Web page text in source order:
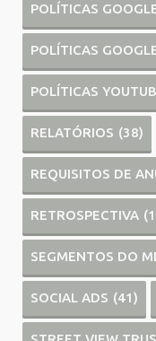
POLÍTICAS
POLÍTICAS
POLÍTICAS
RELATÓRIOS (38)
REQUISITOS DE
RETROSPECTIVA
SEGMENTOS DO
SOCIAL ADS (41)